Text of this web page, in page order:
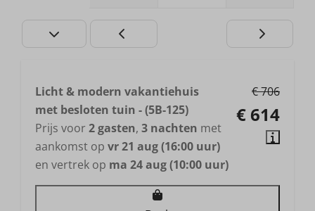
€ 706
€ 614
Licht & modern vakantiehuis
met besloten tuin - (5B-125)
Prijs voor2 gasten, 3 nachten met
aankomst op vr 21 aug (16:00 uur)
en vertrek op ma 24 aug (10:00 uur)